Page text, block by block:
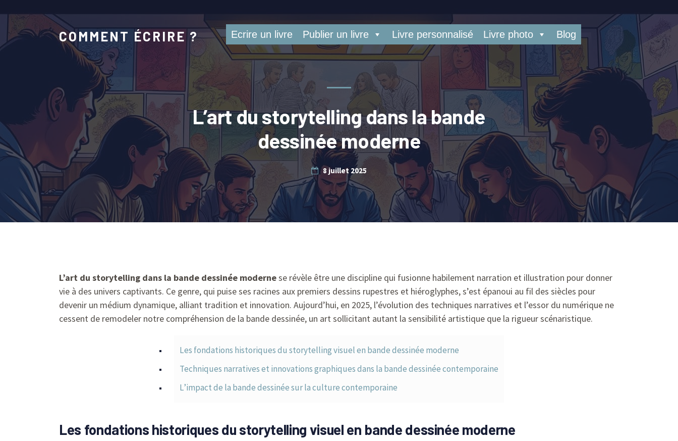
COMMENT ÉCRIRE ? Ecrire un livre Publier un livre Livre personnalisé Livre photo Blog
L’art du storytelling dans la bande
dessinée moderne
8 juillet 2025
L’art du storytelling dans la bande dessinée modernese révèle être une discipline qui fusionne habilement narration et illustration pour donner
vie à des univers captivants. Ce genre, qui puise ses racines aux premiers dessins rupestres et hiéroglyphes, s’est épanoui au fil des siècles pour
devenir un médium dynamique, alliant tradition et innovation. Aujourd’hui, en 2025, l’évolution des techniques narratives et l’essor du numérique ne
cessent de remodeler notre compréhension de la bande dessinée, un art sollicitant autant la sensibilité artistique que la rigueur scénaristique.
Les fondations historiques du storytelling visuel en bande dessinée moderne
Techniques narratives et innovations graphiques dans la bande dessinée contemporaine
L’impact de la bande dessinée sur la culture contemporaine
Les fondations historiques du storytelling visuel en bande dessinée moderne